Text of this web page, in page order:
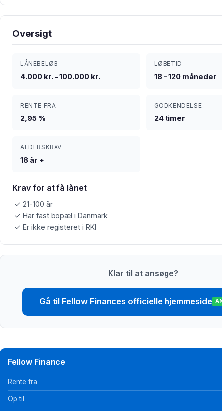
Oversigt
LÅNEBELØB
4.000 kr. – 100.000 kr.
LØBETID
18 – 120 måneder
RENTE FRA
2,95 %
GODKENDELSE
24 timer
ALDERSKRAV
18 år +
Krav for at få lånet
✓ 21-100 år
✓ Har fast bopæl i Danmark
✓ Er ikke registeret i RKI
Klar til at ansøge?
Gå til Fellow Finances officielle hjemmeside
Fellow Finance
Rente fra
Op til